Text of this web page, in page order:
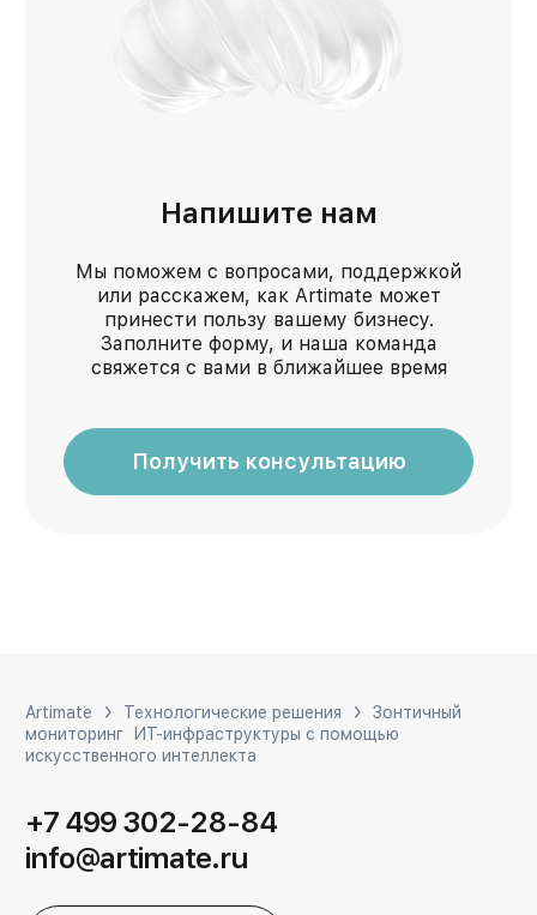
Напишите нам
Мы поможем с вопросами, поддержкой
или расскажем, как Artimate может
принести пользу вашему бизнесу.
Заполните форму, и наша команда
свяжется с вами в ближайшее время
Получить консультацию
Artimate Технологические решения
Зонтичный
мониторинг ИТ-инфраструктуры с помощью
искусственного интеллекта
+7 499 302-28-84
info@artimate.ru